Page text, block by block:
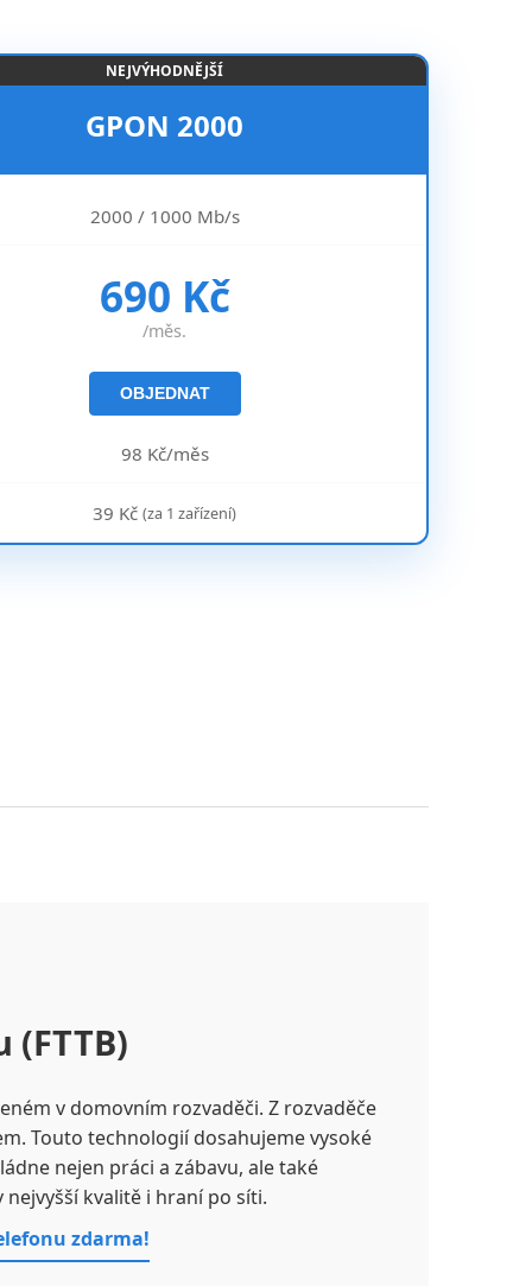
NEJVÝHODNĚJŠÍ
GPON 2000
2000 / 1000 Mb/s
690 Kč
/měs.
OBJEDNAT
98 Kč/měs
39 Kč (za 1 zařízení)
v domovním rozvaděči. Z rozvaděče
Touto technologií dosahujeme vysoké
nejen práci a zábavu, ale také
kvalitě i hraní po síti.
zdarma!